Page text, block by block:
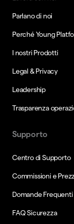
Parlano di noi
Perché Young
I nostri Prodotti
Legal & Privacy
Leadership
Trasparenza
Supporto
Centro di Supporto
Commissioni e
Domande Frequenti
FAQ Sicurezza